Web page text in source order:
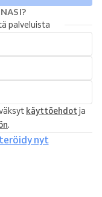
palveluista
käyttöehdotja
.
nyt